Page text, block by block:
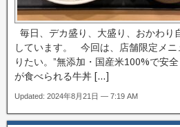
毎日、デカ盛り、大盛り、おかわり
しています。 今回は、店舗限定メニ
りたい。”無添加・国産米100%で安
が食べられる牛丼 […]
Updated: 2024年8月21日 — 7:19 AM